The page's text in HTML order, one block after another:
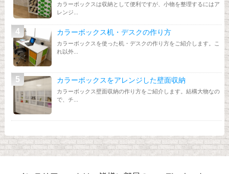
カラーボックスは収納として便利ですが、小物を整理するにはア
レンジ...
カラーボックス机・デスクの作り方
カラーボックスを使った机・デスクの作り方をご紹介します。こ
れ以外...
カラーボックスをアレンジした壁面収納
カラーボックス壁面収納の作り方をご紹介します。結構大物なの
で、チ...